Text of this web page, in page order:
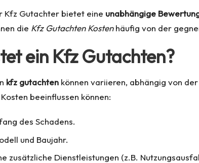
Kfz Gutachter bietet eine unabhängige
die Kfz Gutachten Kostenhäufig von der
ein Kfz Gutachten?
kfz gutachten können variieren, abhängig von
beeinflussen können:
des Schadens.
und Baujahr.
zusätzliche Dienstleistungen (z.B.